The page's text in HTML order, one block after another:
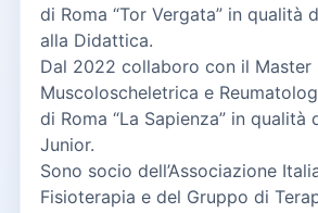
di Roma “Tor Vergata” in qualità
alla Didattica.
Dal 2022 collaboro con il Master
Muscoloscheletrica e
di Roma “La Sapienza” in qualità
Junior.
Sono socio dell’Associazione
Fisioterapia e del Gruppo di